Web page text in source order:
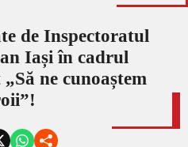
de Inspectoratul
Iași în cadrul
ne cunoaștem